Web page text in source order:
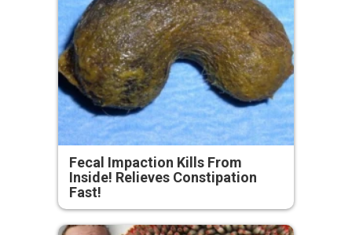
Fecal Impaction Kills From
Inside! Relieves Constipation
Fast!